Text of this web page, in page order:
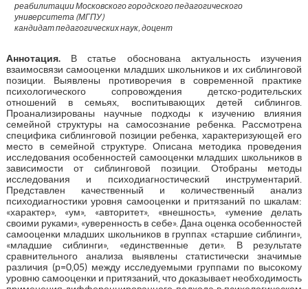
реабилитации Московского городского педагогического
университета (МГПУ)
кандидат педагогических наук, доцент
Аннотация.В статье обоснована актуальность изучения
взаимосвязи самооценки младших школьников и их сиблинговой
позиции. Выявлены противоречия в современной практике
психологического сопровождения детско-родительских
отношений в семьях, воспитывающих детей сиблингов.
Проанализированы научные подходы к изучению влияния
семейной структуры на самосознание ребенка. Рассмотрена
специфика сиблинговой позиции ребенка, характеризующей его
место в семейной структуре. Описана методика проведения
исследования особенностей самооценки младших школьников в
зависимости от сиблинговой позиции. Отобраны методы
исследования и психодиагностический инструментарий.
Представлен качественный и количественный анализ
психодиагностики уровня самооценки и притязаний по шкалам:
«характер», «ум», «авторитет», «внешность», «умение делать
своими руками», «уверенность в себе». Дана оценка особенностей
самооценки младших школьников в группах «старшие сиблинги»,
«младшие сиблинги», «единственные дети». В результате
сравнительного анализа выявлены статистически значимые
различия (р=0,05) между исследуемыми группами по высокому
уровню самооценки и притязаний, что доказывает необходимость